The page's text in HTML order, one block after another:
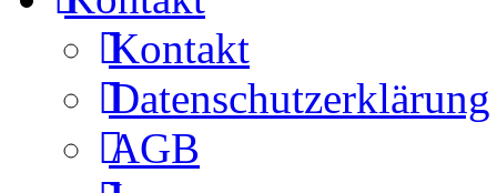
Kontakt
Datenschutzerklärung
AGB